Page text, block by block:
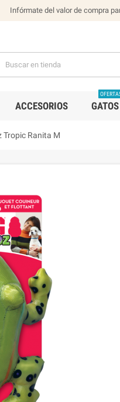
Infórmate del valor de compra
ACCESORIOS GATOS
Tropic Ranita M